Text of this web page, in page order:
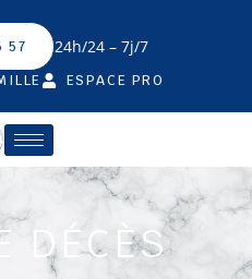
57 24h/24 – 7j/7
ESPACE PRO
DÉCÈS